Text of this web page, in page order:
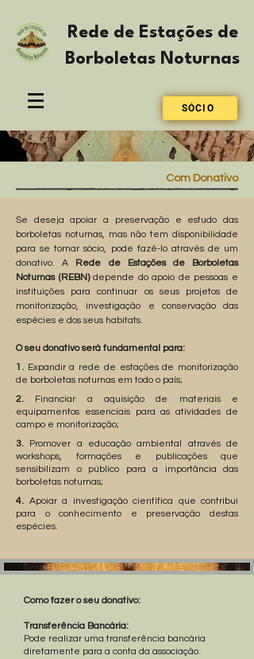
Rede de Estações de
Borboletas Noturnas
SÓCIO
Com Donativo
Se deseja apoiar a preservação e estudo das
borboletas noturnas, mas não tem disponibilidade
para se tornar sócio, pode fazê-lo através de um
donativo. A Rede de Estações de Borboletas
Noturnas (REBN)depende do apoio de pessoas e
instituições para continuar os seus projetos de
monitorização, investigação e conservação das
espécies e dos seus habitats.
O seu donativo será fundamental para:
1. Expandir a rede de estações de monitorização
de borboletas noturnas em todo o país;
2. Financiar a aquisição de materiais e
equipamentos essenciais para as atividades de
campo e monitorização;
3. Promover a educação ambiental através de
workshops, formações e publicações que
sensibilizam o público para a importância das
borboletas noturnas;
4. Apoiar a investigação científica que contribui
para o conhecimento e preservação destas
espécies.
Como fazer o seu donativo:
Transferência Bancária:
Pode realizar uma transferência bancária
diretamente para a conta da associação.